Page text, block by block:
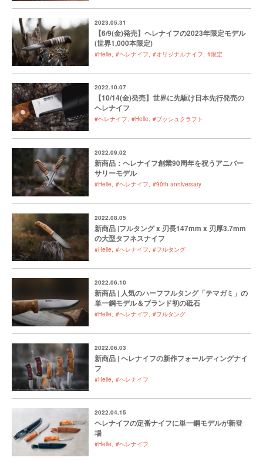
2023.05.31
【6/9(金)発売】ヘレナイフの2023年限定モデル
(世界1,000本限定)
#Helle #ヘレナイフ #オリジナルナイフ #限定
2022.10.07
【10/14(金)発売】世界に先駆け日本先行発売の
ヘレナイフ
#ヘレナイフ #Helle #ブッシュクラフト
2022.09.02
新商品：ヘレナイフ創業90周年を祝うアニバー
サリーモデル
#Helle #ヘレナイフ #90th anniversary
2022.08.05
新商品 |フルタング x 刃長147mm x 刃厚3.7mm
の大型タフネスナイフ
#Helle #ヘレナイフ #フルタング
2022.06.10
新商品 | 人気のハーフフルタング「テマガミ」の
単一鋼モデル＆ブランド初の砥石
#Helle #ヘレナイフ #フルタング
2022.06.03
新商品 | ヘレナイフの新作フォールディングナイ
フ
#Helle #ヘレナイフ
2022.04.15
ヘレナイフの定番ナイフに単一鋼モデルが新登
場
#Helle #ヘレナイフ